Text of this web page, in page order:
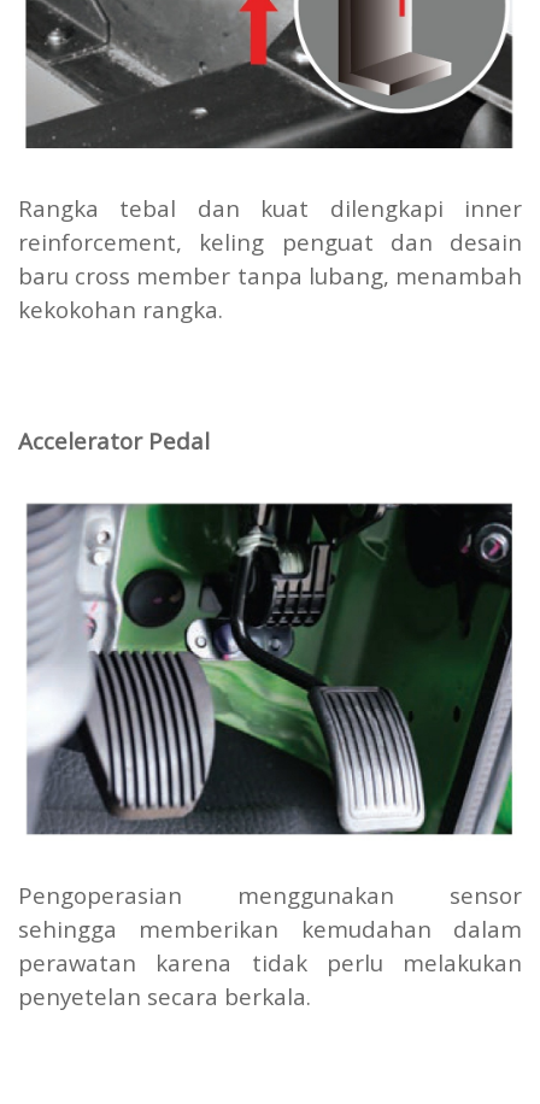
Rangka tebal dan kuat dilengkapi inner
reinforcement, keling penguat dan desain
baru cross member tanpa lubang, menambah
kekokohan rangka.
Accelerator Pedal
Pengoperasian menggunakan sensor
sehingga memberikan kemudahan dalam
perawatan karena tidak perlu melakukan
penyetelan secara berkala.